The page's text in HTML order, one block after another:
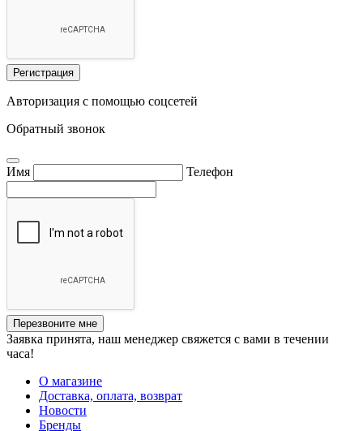
Регистрация
Авторизация с помощью соцсетей
Обратный звонок
Имя Телефон
Перезвоните мне
Заявка принята, наш менеджер свяжется с вами в течении
часа!
О магазине
Доставка, оплата, возврат
Новости
Бренды